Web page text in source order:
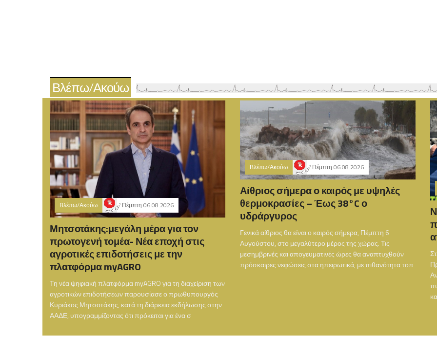
Βλέπω/Ακούω
Βλέπω/Ακούω Πέμπτη 06.08.2026
Μητσοτάκης:μεγάλη μέρα για τον
πρωτογενή τομέα- Νέα εποχή στις
αγροτικές επιδοτήσεις με την
πλατφόρμα myAGRO
Τη νέα ψηφιακή πλατφόρμα myAGRO για τη διαχείριση των
αγροτικών επιδοτήσεων παρουσίασε ο πρωθυπουργός
Κυριάκος Μητσοτάκης, κατά τη διάρκεια εκδήλωσης στην
ΑΑΔΕ, υπογραμμίζοντας ότι πρόκειται για ένα σ
Βλέπω/Ακούω Πέμπτη 06.08.2026
Αίθριος σήμερα ο καιρός με υψηλές
θερμοκρασίες – Έως 38°C ο
υδράργυρος
Γενικά αίθριος θα είναι ο καιρός σήμερα, Πέμπτη 6
Αυγούστου, στο μεγαλύτερο μέρος της χώρας. Τις
μεσημβρινές και απογευματινές ώρες θα αναπτυχθούν
πρόσκαιρες νεφώσεις στα ηπειρωτικά, με πιθανότητα τοπ